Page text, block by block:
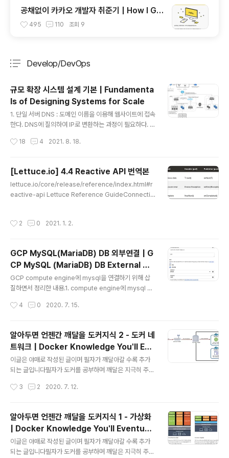
공채없이 카카오 개발자 취준기 | How I Go
t a Developer Job at Kakao Without
495 110 조회 9
Develop/DevOps
규모 확장 시스템 설계 기본 | Fundamenta
ls of Designing Systems for Scale
1. 단일 서버 DNS : 도메인 이름을 이용해 웹사이트에 접속
한다. DNS에 질의하여 IP로 변환하는 과정이 필요하다. ht
이스 데이터베이스 : 웹/모바일 트래픽 처리 서버 (웹 계층)
에게 트래픽 부하를 고르게 분산한다 데이터베이스 : 다중
화로 성능과 안정성을 보장한다 (master는 쓰기, slave
는 읽기)4. 캐시 캐시 : 캐시를 이용해 서버의 요청이 보다
비디오, CSS, ..
18 4 2021. 8. 18.
[Lettuce.io] 4.4 Reactive API 번역본
lettuce.io/core/release/reference/index.html#r
eactive-api Lettuce Reference GuideConnectio
he unified form is RedisURI. You can provide the
e a Rlettuce.io이 챕터의 목표 : Reacitve Stream 패
턴의 이해와 reactive applica..
2 0 2021. 1. 2.
GCP MySQL(MariaDB) DB 외부연결 | G
CP MySQL (MariaDB) DB External Co
nnection
GCP compute engine에 mysql을 연결하기 위해 삽
질하면서 정리한 내용.1. compute engine에 mysql 설
ql-serversudo mysql_secure_installation // mys
드로 입력해서 접속한다.접속 방법 : root 유저로 접속하
고, 패스워드를 입력하겠음sudo mysql -u root -p 2.
외부 ip 접근에 대한 포트 방화벽 열기VPC network > fil
ewallrules 메뉴에 들어가기traffic : ingress protoco
ls and port : 33063306 포트가 방화벽에 연결된다.소
4 0 2020. 7. 15.
알아두면 언젠간 깨달을 도커지식 2 - 도커 네
트워크 | Docker Knowledge You'll Eve
ntually Appreciate 2 - Docker Netw
ork
이글은 야매로 작성된 글이며 필자가 깨달아갈 수록 추가
되는 글입니다필자가 도커를 공부하며 깨달은 지극히 주관
니다!그리고 항상 도커의 길로 인도해주는 영우찡 감사여!
는 공유기는 주로 192.168.x.x 아이피 대역으로 내 컴퓨
터에 아이피를 할당해준다. 그치만 이 아이피는 내 공유기
밖에서는 접근 할 수 없다.그럼 이 때 외부에서 공유기 안의
특정 서버에 접근하기 위해서는 포트 포워딩을 사용한다.
포트포워딩이 필요한 이유는 공유기는 하나인데 비해(ip는
3 2 2020. 7. 12.
알아두면 언젠간 깨달을 도커지식 1 - 가상화
| Docker Knowledge You'll Eventuall
y Appreciate 1 - Virtualization
이글은 야매로 작성된 글이며 필자가 깨달아갈 수록 추가
되는 글입니다필자가 도커를 공부하며 깨달은 지극히 주관